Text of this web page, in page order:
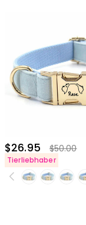
$26.95 $50.00
Tierliebhaber